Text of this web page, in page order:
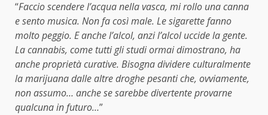
“Faccio scendere l’acqua nella vasca, mi rollo una canna
e sento musica. Non fa così male. Le sigarette fanno
molto peggio. E anche l’alcol, anzi l’alcol uccide la gente.
La cannabis, come tutti gli studi ormai dimostrano, ha
anche proprietà curative. Bisogna dividere culturalmente
la marijuana dalle altre droghe pesanti che, ovviamente,
non assumo… anche se sarebbe divertente provarne
qualcuna in futuro…”